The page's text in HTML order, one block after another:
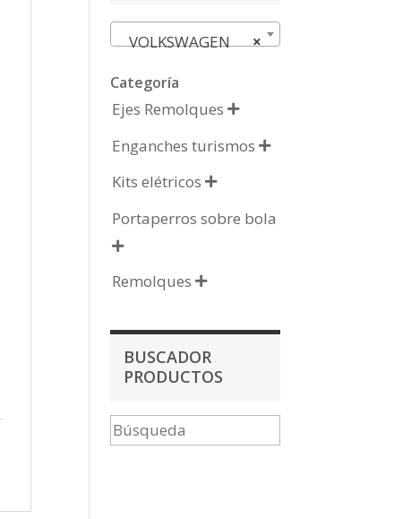
×
VOLKSWAGEN
Categoría
Ejes Remolques 
Enganches turismos 
Kits elétricos 
Portaperros sobre bola

Remolques 
BUSCADOR
PRODUCTOS